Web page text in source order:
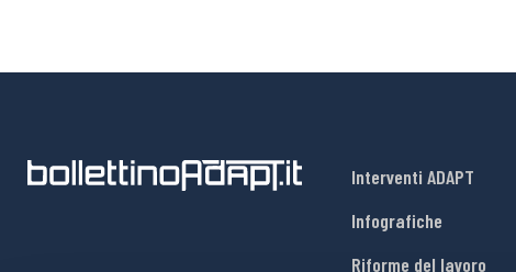
Interventi ADAPT
Infografiche
Riforme del lavoro